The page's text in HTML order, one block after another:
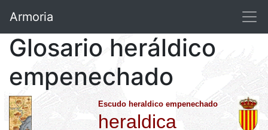
Armoria
Glosario heráldico
empenechado
Escudo heraldico empenechado
heraldica